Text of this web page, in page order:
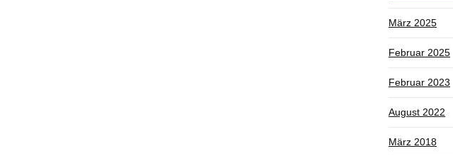
März 2025
Februar 2025
Februar 2023
August 2022
März 2018